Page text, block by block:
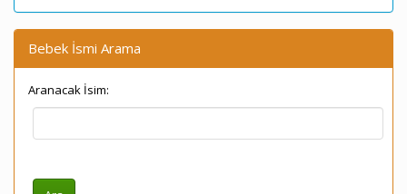
Bebek İsmi Arama
Aranacak İsim: